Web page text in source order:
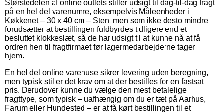
Størstedelen af online outlets stiller udsigt til dag-til-dag fragt
på en hel del varenumre, eksempelvis Måleenheder i
Køkkenet – 30 x 40 cm – Sten, men som ikke desto mindre
forudsætter at bestillingen fuldbyrdes tidligere end et
besluttet klokkeslæt, så de har udsigt til at kunne nå at få
ordren hen til fragtfirmaet før lagermedarbejderne tager
hjem.
En hel del online varehuse sikrer levering uden beregning,
men typisk stiller det krav om at der bestilles for en fastsat
pris. Derudover kunne du vælge den mest betalelige
fragttype, som typisk – uafhængig om du er tæt på Aarhus,
Farum eller Hundested – er at få kørt bestillingen til et